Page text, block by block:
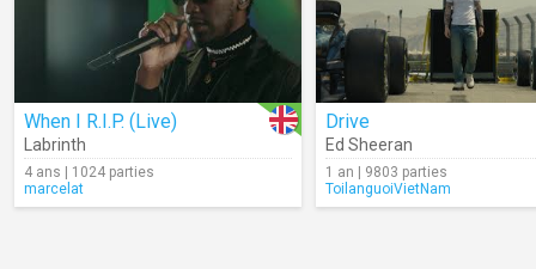
When I R.I.P. (Live)
Labrinth
4 ans | 1024 parties
marcelat
Drive
Ed Sheeran
1 an | 9803 parties
ToilanguoiVietNam